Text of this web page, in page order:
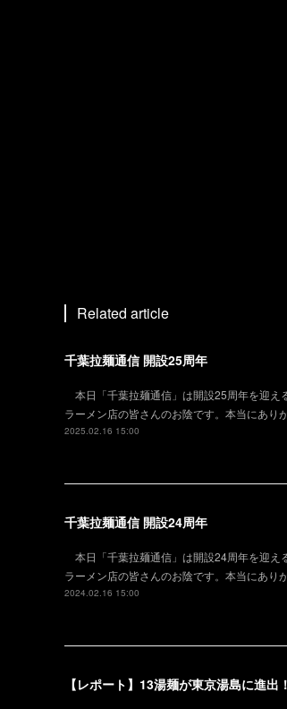
Related article
千葉拉麺通信 開設25周年
本日「千葉拉麺通信」は開設25周年を迎え
ラーメン店の皆さんのお陰です。本当にあ
2025.02.16 15:00
千葉拉麺通信 開設24周年
本日「千葉拉麺通信」は開設24周年を迎え
ラーメン店の皆さんのお陰です。本当にあ
2024.02.16 15:00
【レポート】13湯麺が東京湯島に進出！